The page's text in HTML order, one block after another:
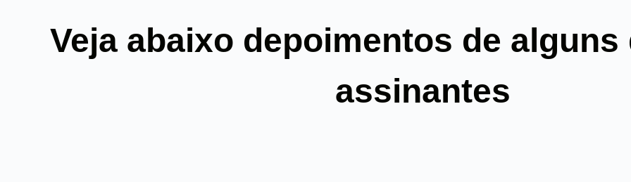
Veja abaixo depoimentos de alguns
assinantes